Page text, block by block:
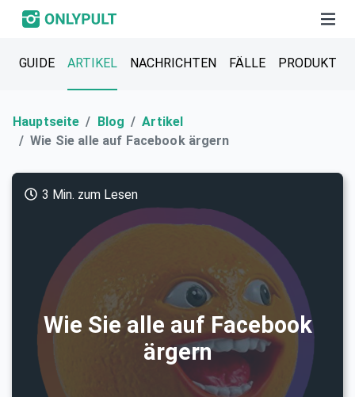
GUIDE ARTIKEL NACHRICHTEN FÄLLE PRODUKT
Hauptseite Blog
Artikel
Wie Sie alle auf Facebook ärgern
Wie Sie alle auf Facebook
ärgern
3 Min. zum Lesen